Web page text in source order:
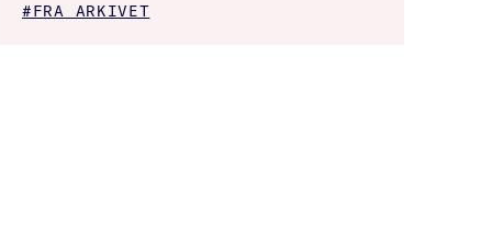
#FRA ARKIVET